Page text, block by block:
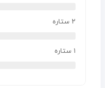
۲ ستاره
۱ ستاره